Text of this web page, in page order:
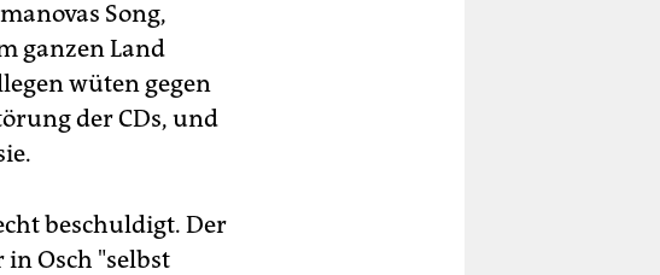
Song,
ganzen Land
wüten gegen
der CDs, und
beschuldigt. Der
Osch "selbst